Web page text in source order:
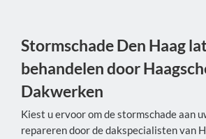
Stormschade Den Haag
behandelen door
Dakwerken
Kiest u ervoor om de stormschade aan
repareren door de dakspecialisten van